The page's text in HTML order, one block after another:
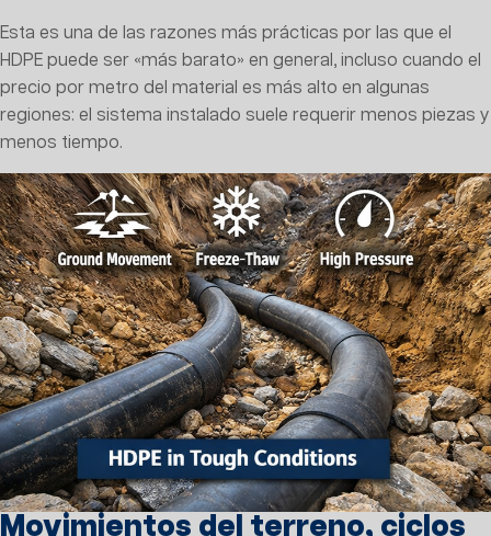
Esta es una de las razones más prácticas por las que el
HDPE puede ser «más barato» en general, incluso cuando el
precio por metro del material es más alto en algunas
regiones: el sistema instalado suele requerir menos piezas y
menos tiempo.
Movimientos del terreno, ciclos